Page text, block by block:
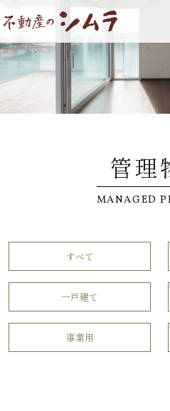
管理
MANAGED
すべて
一戸建て
事業用